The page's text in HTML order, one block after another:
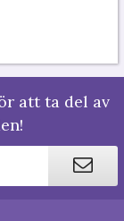
att ta del av